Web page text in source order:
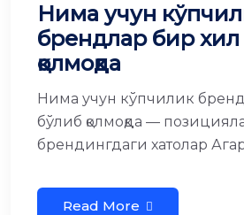
Нима учун
брендлар бир хил
қолмоқда
Нима учун кўпчилик
бўлиб қолмоқда —
брендингдаги хатолар
Read More